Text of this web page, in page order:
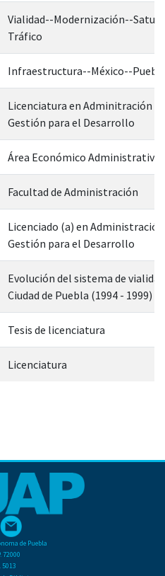
Vialidad--Modernización--
Tráfico
Infraestructura--México--
Licenciatura en Adminitración
Gestión para el Desarrollo
Área Económico Administrativa
Facultad de Administración
Licenciado (a) en
Gestión para el Desarrollo
Evolución del sistema de
Ciudad de Puebla (1994 - 1999)
Tesis de licenciatura
Licenciatura
de Puebla
72000
5013